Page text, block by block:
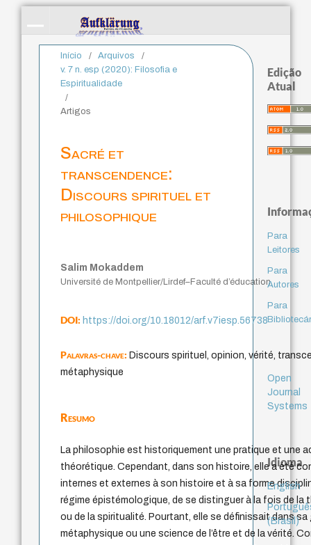
Início / Arquivos
/
v. 7 n. esp (2020): Filosofia e
Espiritualidade
/
Artigos
Sacré et
transcendence:
Discours spirituel et
philosophique
Salim Mokaddem
Université de Montpellier/Lirdef–Faculté d’éducation
DOI:https://doi.org/10.18012/arf.v7iesp.56738
Palavras-chave:Discours spirituel, opinion, vérité,
métaphysique
Resumo
La philosophie est historiquement une pratique et une
théorétique. Cependant, dans son histoire, elle a été
internes et externes à son histoire et à sa forme
régime épistémologique, de se distinguer à la fois de la
ou de la spiritualité. Pourtant, elle se définissait dans
métaphysique ou une science de l’être et de la vérité.
Edição
Atual
Para
Leitores
Para
Autores
Para
Open
Journal
Systems
Idioma
English
(Brasil)